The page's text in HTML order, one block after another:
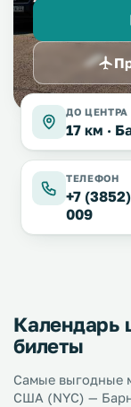
ДО ЦЕНТРА
17 км ·
ТЕЛЕФОН
+7
009
Календарь
билеты
Самые выгодные
США (NYC) —